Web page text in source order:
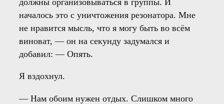
должны организовываться в группы. И
началось это с уничтожения резонатора. Мне
не нравится мысль, что я могу быть во всём
виноват, — он на секунду задумался и
добавил: — Опять.
Я вздохнул.
— Нам обоим нужен отдых. Слишком много